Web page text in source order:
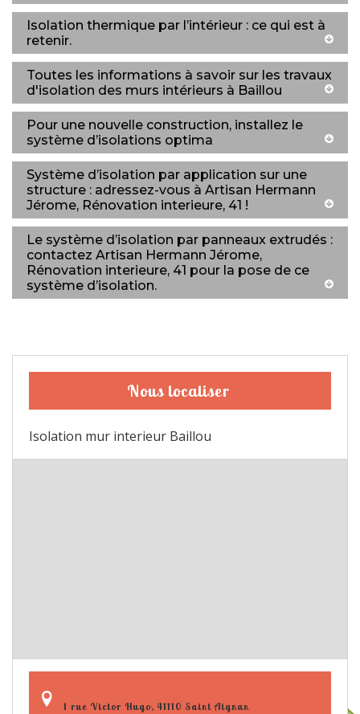
Isolation thermique par l’intérieur : ce qui est à
retenir.
Toutes les informations à savoir sur les travaux
d'isolation des murs intérieurs à Baillou
Pour une nouvelle construction, installez le
système d’isolations optima
Système d’isolation par application sur une
structure : adressez-vous à Artisan Hermann
Jérome, Rénovation interieure, 41 !
Le système d’isolation par panneaux extrudés :
contactez Artisan Hermann Jérome,
Rénovation interieure, 41 pour la pose de ce
système d’isolation.
Nous localiser
Isolation mur interieur Baillou
1 rue Victor Hugo, 41110 Saint Aignan